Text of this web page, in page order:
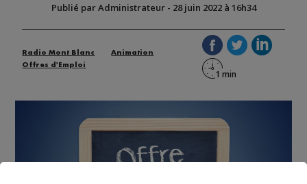
Publié par Administrateur- 28 juin 2022 à 16h34
Radio Mont Blanc
Animation
Offres d'Emploi